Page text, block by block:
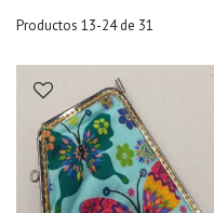
Productos 13-24de 31